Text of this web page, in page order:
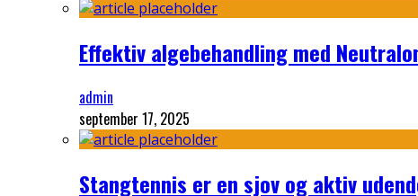
Effektiv algebehandling med
admin
september 17, 2025
Stangtennis er en sjov og aktiv